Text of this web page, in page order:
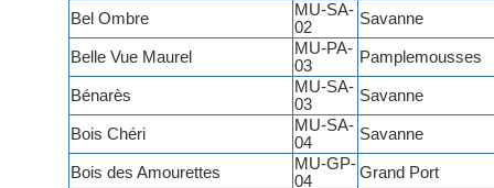
Bel Ombre
MU-SA-
02
Savanne
Belle Vue Maurel
MU-PA-
03
Pamplemousses
Bénarès
MU-SA-
03
Savanne
Bois Chéri
MU-SA-
04
Savanne
Bois des Amourettes
MU-GP-
04
Grand Port